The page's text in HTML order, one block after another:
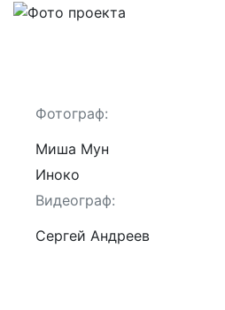
Фотограф:
Миша Мун
Иноко
Видеограф:
Сергей Андреев